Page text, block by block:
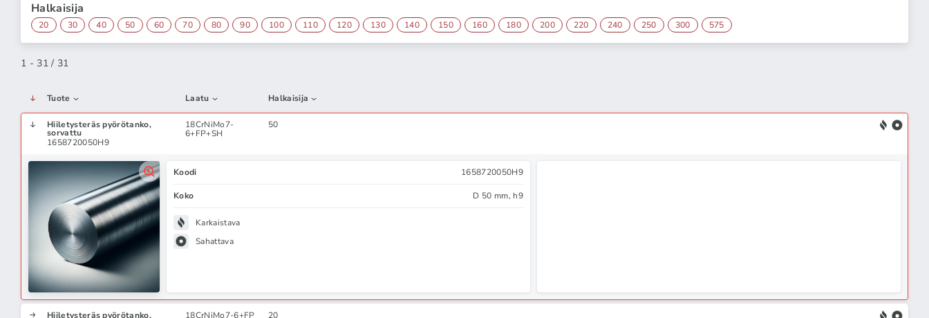
Halkaisija
20 30 40 50 60 70 80 90 100 110 120 130 140 150 160 180 200 220 240 250 300 575
1 - 31 / 31
Tuote Laatu Halkaisija
Hiiletysteräs pyörötanko,
sorvattu
1658720050H9
18CrNiMo7-
6+FP+SH
50
Koodi 1658720050H9
Koko D 50 mm, h9
Karkaistava
Sahattava
Hiiletysteräs pyörötanko, 18CrNiMo7-6+FP 20